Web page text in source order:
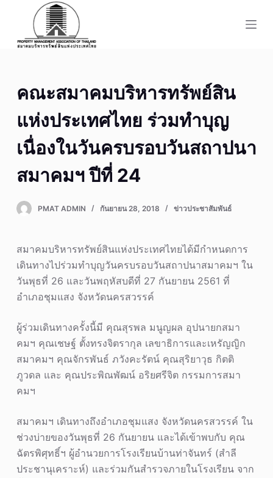
o
o
e
คณะสมาคมบริหารทรัพย์สิน
แห่งประเทศไทย ร่วมทำบุญ
เนื่องในวันครบรอบวันสถาปนา
สมาคมฯ ปีที่ 24
PMAT ADMIN กันยายน 28, 2018 ข่าวประชาสัมพันธ์
สมาคมบริหารทรัพย์สินแห่งประเทศไทยได้มีกำหนดการ
เดินทางไปร่วมทำบุญวันครบรอบวันสถาปนาสมาคมฯ ใน
วันพุธที่ 26 และวันพฤหัสบดีที่ 27 กันยายน 2561 ที่
อำเภอชุมแสง จังหวัดนครสวรรค์
ผู้ร่วมเดินทางครั้งนี้มี คุณสุรพล มนูญผล อุปนายกสมา
คมฯ คุณเชษฐ์ ตั้งทรงจิตรากุล เลขาธิการและเหรัญญิก
สมาคมฯ คุณจักรพันธ์ ภวังคะรัตน์ คุณสุริยาวุธ กิตติ
ภูวดล และ คุณประพิณพัฒน์ อริยศรีจิต กรรมการสมา
คมฯ
สมาคมฯ เดินทางถึงอำเภอชุมแสง จังหวัดนครสวรรค์ ใน
ช่วงบ่ายของวันพุธที่ 26 กันยายน และได้เข้าพบกับ คุณ
ฉัตรพิศุทธิ์ฯ ผู้อำนวยการโรงเรียนบ้านท่าจันทร์ (สำลี
ประชานุเคราะห์) และร่วมกันสำรวจภายในโรงเรียน จาก